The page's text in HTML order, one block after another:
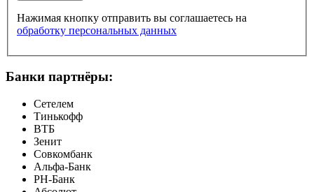
Нажимая кнопку отправить вы соглашаетесь на
обработку персональных данных
Банки партнёры:
Сетелем
Тинькофф
ВТБ
Зенит
Совкомбанк
Альфа-Банк
РН-Банк